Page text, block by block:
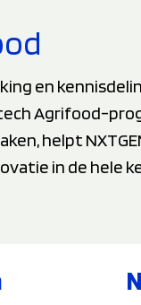
en
Agrifood-
helpt
in de hele